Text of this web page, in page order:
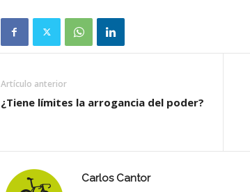
Artículo anterior
¿Tiene límites la arrogancia del poder?
Carlos Cantor